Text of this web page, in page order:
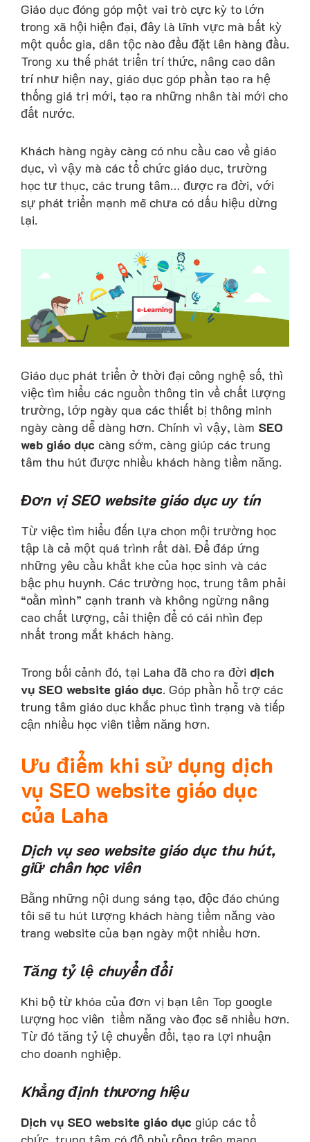
Giáo dục đóng góp một vai trò cực kỳ to lớn
trong xã hội hiện đại, đây là lĩnh vực mà bất kỳ
một quốc gia, dân tộc nào đều đặt lên hàng đầu.
Trong xu thế phát triển trí thức, nâng cao dân
trí như hiện nay, giáo dục góp phần tạo ra hệ
thống giá trị mới, tạo ra những nhân tài mới cho
đất nước.
Khách hàng ngày càng có nhu cầu cao về giáo
dục, vì vậy mà các tổ chức giáo dục, trường
học tư thục, các trung tâm… được ra đời, với
sự phát triển mạnh mẽ chưa có dấu hiệu dừng
lại.
Giáo dục phát triển ở thời đại công nghệ số, thì
việc tìm hiểu các nguồn thông tin về chất lượng
trường, lớp ngày qua các thiết bị thông minh
ngày càng dễ dàng hơn. Chính vì vậy, làm SEO
web giáo dục càng sớm, càng giúp các trung
tâm thu hút được nhiều khách hàng tiềm năng.
Đơn vị SEO website giáo dục uy tín
Từ việc tìm hiểu đến lựa chọn mội trường học
tập là cả một quá trình rất dài. Để đáp ứng
những yêu cầu khắt khe của học sinh và các
bậc phụ huynh. Các trường học, trung tâm phải
“oằn mình” cạnh tranh và không ngừng nâng
cao chất lượng, cải thiện để có cái nhìn đẹp
nhất trong mắt khách hàng.
Trong bối cảnh đó, tại Laha đã cho ra đời dịch
vụ SEO website giáo dục. Góp phần hỗ trợ các
trung tâm giáo dục khắc phục tình trạng và tiếp
cận nhiều học viên tiềm năng hơn.
Ưu điểm khi sử dụng dịch
vụ SEO website giáo dục
của Laha
Dịch vụ seo website giáo dục thu hút,
giữ chân học viên
Bằng những nội dung sáng tạo, độc đáo chúng
tôi sẽ tu hút lượng khách hàng tiềm năng vào
trang website của bạn ngày một nhiều hơn.
Tăng tỷ lệ chuyển đổi
Khi bộ từ khóa của đơn vị bạn lên Top google
lượng học viên tiềm năng vào đọc sẽ nhiều hơn.
Từ đó tăng tỷ lệ chuyển đổi, tạo ra lợi nhuận
cho doanh nghiệp.
Khẳng định thương hiệu
Dịch vụ SEO website giáo dục giúp các tổ